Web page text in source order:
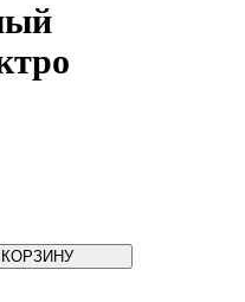
КОРЗИНУ